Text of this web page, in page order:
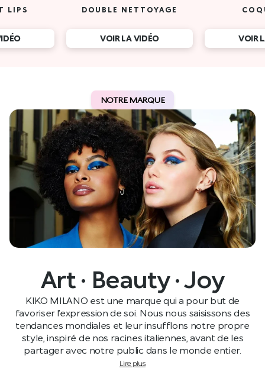
LIPS DOUBLE NETTOYAGE
VOIR LA VIDÉO VOIR
NOTRE MARQUE
Art · Beauty · Joy
KIKO MILANO est une marque qui a pour but de
favoriser l’expression de soi. Nous nous saisissons des
tendances mondiales et leur insufflons notre propre
style, inspiré de nos racines italiennes, avant de les
partager avec notre public dans le monde entier.
Lire plus